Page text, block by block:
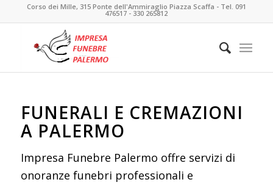
Corso dei Mille, 315 Ponte dell'Ammiraglio Piazza Scaffa - Tel. 091
476517 - 330 265812
FUNERALI E CREMAZIONI
A PALERMO
Impresa Funebre Palermo offre servizi di
onoranze funebri professionali e